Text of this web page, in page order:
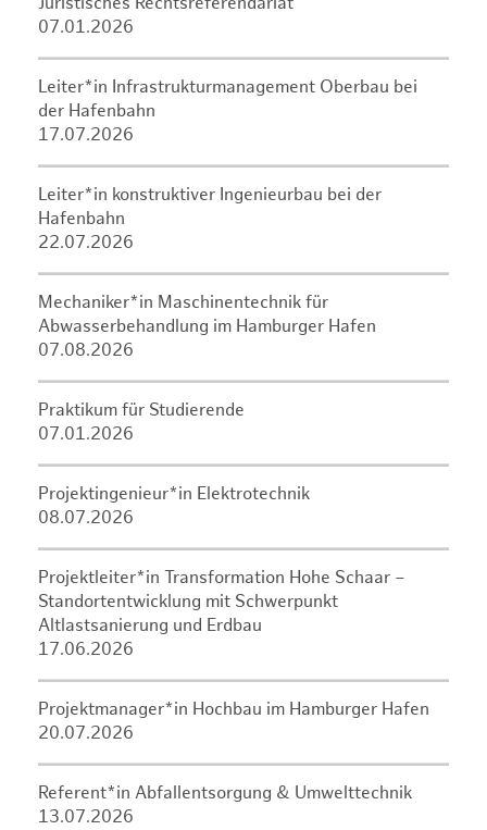
07.01.2026
Leiter*in Infrastrukturmanagement Oberbau bei
der Hafenbahn
17.07.2026
Leiter*in konstruktiver Ingenieurbau bei der
Hafenbahn
22.07.2026
Mechaniker*in Maschinentechnik für
Abwasserbehandlung im Hamburger Hafen
07.08.2026
Praktikum für Studierende
07.01.2026
Projektingenieur*in Elektrotechnik
08.07.2026
Projektleiter*in Transformation Hohe Schaar –
Standortentwicklung mit Schwerpunkt
Altlastsanierung und Erdbau
17.06.2026
Projektmanager*in Hochbau im Hamburger Hafen
20.07.2026
Referent*in Abfallentsorgung & Umwelttechnik
13.07.2026